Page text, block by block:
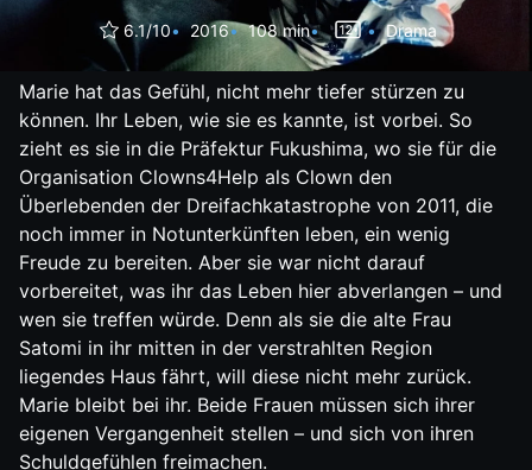
6.1/10 2016 108 min Drama
Marie hat das Gefühl, nicht mehr tiefer stürzen zu
können. Ihr Leben, wie sie es kannte, ist vorbei. So
zieht es sie in die Präfektur Fukushima, wo sie für die
Organisation Clowns4Help als Clown den
Überlebenden der Dreifachkatastrophe von 2011, die
noch immer in Notunterkünften leben, ein wenig
Freude zu bereiten. Aber sie war nicht darauf
vorbereitet, was ihr das Leben hier abverlangen – und
wen sie treffen würde. Denn als sie die alte Frau
Satomi in ihr mitten in der verstrahlten Region
liegendes Haus fährt, will diese nicht mehr zurück.
Marie bleibt bei ihr. Beide Frauen müssen sich ihrer
eigenen Vergangenheit stellen – und sich von ihren
Schuldgefühlen freimachen.